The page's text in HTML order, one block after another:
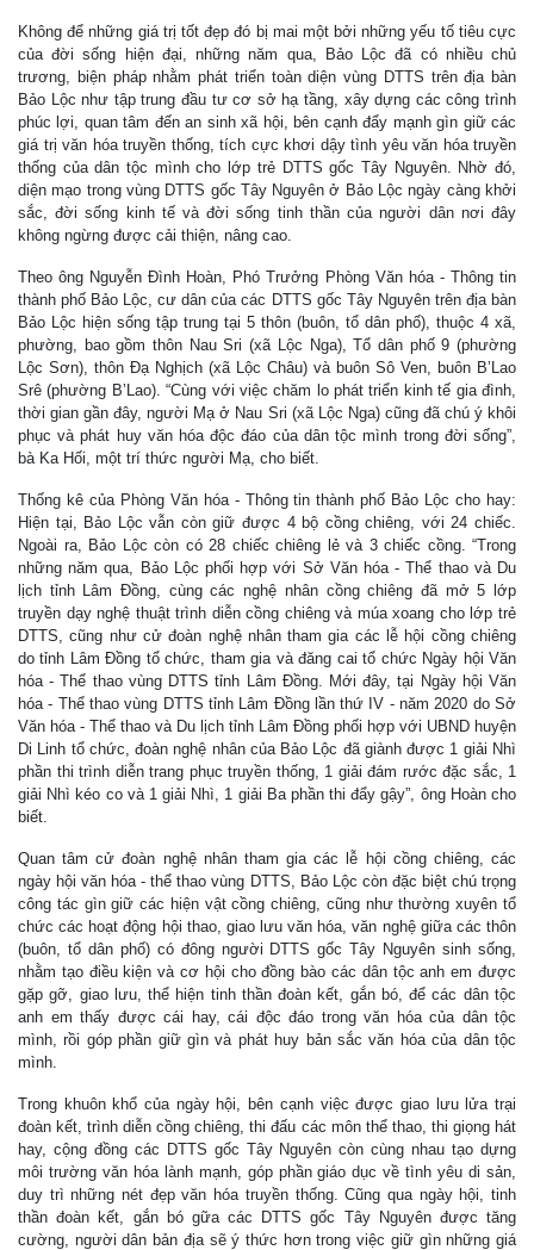
Không để những giá trị tốt đẹp đó bị mai một bởi những yếu tố tiêu cực
của đời sống hiện đại, những năm qua, Bảo Lộc đã có nhiều chủ
trương, biện pháp nhằm phát triển toàn diện vùng DTTS trên địa bàn
Bảo Lộc như tập trung đầu tư cơ sở hạ tầng, xây dựng các công trình
phúc lợi, quan tâm đến an sinh xã hội, bên cạnh đẩy mạnh gìn giữ các
giá trị văn hóa truyền thống, tích cực khơi dậy tình yêu văn hóa truyền
thống của dân tộc mình cho lớp trẻ DTTS gốc Tây Nguyên. Nhờ đó,
diện mạo trong vùng DTTS gốc Tây Nguyên ở Bảo Lộc ngày càng khởi
sắc, đời sống kinh tế và đời sống tinh thần của người dân nơi đây
không ngừng được cải thiện, nâng cao.
Theo ông Nguyễn Đình Hoàn, Phó Trưởng Phòng Văn hóa - Thông tin
thành phố Bảo Lộc, cư dân của các DTTS gốc Tây Nguyên trên địa bàn
Bảo Lộc hiện sống tập trung tại 5 thôn (buôn, tổ dân phố), thuộc 4 xã,
phường, bao gồm thôn Nau Sri (xã Lộc Nga), Tổ dân phố 9 (phường
Lộc Sơn), thôn Đạ Nghịch (xã Lộc Châu) và buôn Sô Ven, buôn B’Lao
Srê (phường B’Lao). “Cùng với việc chăm lo phát triển kinh tế gia đình,
thời gian gần đây, người Mạ ở Nau Sri (xã Lộc Nga) cũng đã chú ý khôi
phục và phát huy văn hóa độc đáo của dân tộc mình trong đời sống”,
bà Ka Hối, một trí thức người Mạ, cho biết.
Thống kê của Phòng Văn hóa - Thông tin thành phố Bảo Lộc cho hay:
Hiện tại, Bảo Lộc vẫn còn giữ được 4 bộ cồng chiêng, với 24 chiếc.
Ngoài ra, Bảo Lộc còn có 28 chiếc chiêng lẻ và 3 chiếc cồng. “Trong
những năm qua, Bảo Lộc phối hợp với Sở Văn hóa - Thể thao và Du
lịch tỉnh Lâm Đồng, cùng các nghệ nhân cồng chiêng đã mở 5 lớp
truyền dạy nghệ thuật trình diễn cồng chiêng và múa xoang cho lớp trẻ
DTTS, cũng như cử đoàn nghệ nhân tham gia các lễ hội cồng chiêng
do tỉnh Lâm Đồng tổ chức, tham gia và đăng cai tổ chức Ngày hội Văn
hóa - Thể thao vùng DTTS tỉnh Lâm Đồng. Mới đây, tại Ngày hội Văn
hóa - Thể thao vùng DTTS tỉnh Lâm Đồng lần thứ IV - năm 2020 do Sở
Văn hóa - Thể thao và Du lịch tỉnh Lâm Đồng phối hợp với UBND huyện
Di Linh tổ chức, đoàn nghệ nhân của Bảo Lộc đã giành được 1 giải Nhì
phần thi trình diễn trang phục truyền thống, 1 giải đám rước đặc sắc, 1
giải Nhì kéo co và 1 giải Nhì, 1 giải Ba phần thi đẩy gậy”, ông Hoàn cho
biết.
Quan tâm cử đoàn nghệ nhân tham gia các lễ hội cồng chiêng, các
ngày hội văn hóa - thể thao vùng DTTS, Bảo Lộc còn đặc biệt chú trọng
công tác gìn giữ các hiện vật cồng chiêng, cũng như thường xuyên tổ
chức các hoạt động hội thao, giao lưu văn hóa, văn nghệ giữa các thôn
(buôn, tổ dân phố) có đông người DTTS gốc Tây Nguyên sinh sống,
nhằm tạo điều kiện và cơ hội cho đồng bào các dân tộc anh em được
gặp gỡ, giao lưu, thể hiện tinh thần đoàn kết, gắn bó, để các dân tộc
anh em thấy được cái hay, cái độc đáo trong văn hóa của dân tộc
mình, rồi góp phần giữ gìn và phát huy bản sắc văn hóa của dân tộc
mình.
Trong khuôn khổ của ngày hội, bên cạnh việc được giao lưu lửa trại
đoàn kết, trình diễn cồng chiêng, thi đấu các môn thể thao, thi giọng hát
hay, cộng đồng các DTTS gốc Tây Nguyên còn cùng nhau tạo dựng
môi trường văn hóa lành mạnh, góp phần giáo dục về tình yêu di sản,
duy trì những nét đẹp văn hóa truyền thống. Cũng qua ngày hội, tinh
thần đoàn kết, gắn bó gữa các DTTS gốc Tây Nguyên được tăng
cường, người dân bản địa sẽ ý thức hơn trong việc giữ gìn những giá